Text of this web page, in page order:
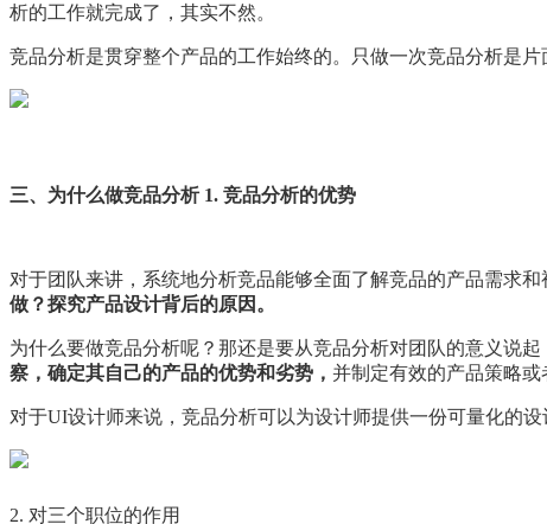
析的工作就完成了，其实不然。
竞品分析是贯穿整个产品的工作始终的。只做一次竞品分析是
三、为什么做竞品分析 1. 竞品分析的优势
对于团队来讲，系统地分析竞品能够全面了解竞品的产品需求
做？探究产品设计背后的原因。
为什么要做竞品分析呢？那还是要从竞品分析对团队的意义说
察，确定其自己的产品的优势和劣势， 并制定有效的产品策略或
对于UI设计师来说，竞品分析可以为设计师提供一份可量化的
2. 对三个职位的作用